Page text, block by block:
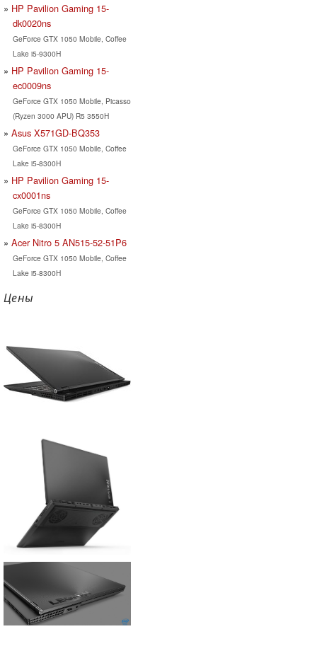
HP Pavilion Gaming 15-
dk0020ns
GeForce GTX 1050 Mobile, Coffee
Lake i5-9300H
HP Pavilion Gaming 15-
ec0009ns
GeForce GTX 1050 Mobile, Picasso
(Ryzen 3000 APU) R5 3550H
Asus X571GD-BQ353
GeForce GTX 1050 Mobile, Coffee
Lake i5-8300H
HP Pavilion Gaming 15-
cx0001ns
GeForce GTX 1050 Mobile, Coffee
Lake i5-8300H
Acer Nitro 5 AN515-52-51P6
GeForce GTX 1050 Mobile, Coffee
Lake i5-8300H
Цены